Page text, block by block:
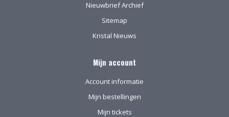
Nieuwbrief Archief
Sitemap
Kristal Nieuws
Mijn account
Account informatie
Mijn bestellingen
Mijn tickets